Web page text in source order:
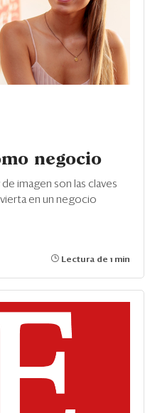
negocio
imagen son las claves
en un negocio
Lectura de 1 min